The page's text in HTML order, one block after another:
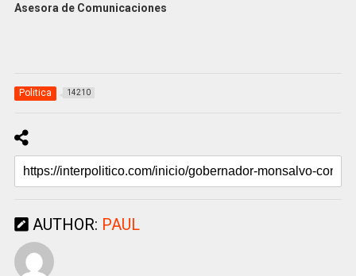
Asesora de Comunicaciones
Politica 14210
AUTHOR: PAUL